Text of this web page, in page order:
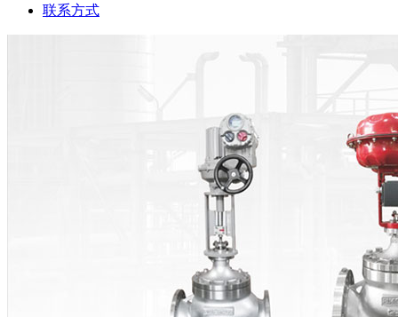
联系方式